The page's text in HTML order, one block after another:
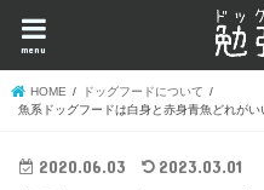
menu
HOME
ドッグフードについて
魚系ドッグフードは白身と赤身青魚どれが
2020.06.03 2023.03.01